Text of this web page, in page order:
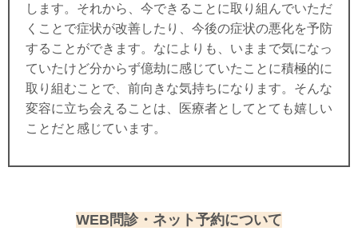
します。それから、今できることに取り組んでいただ
くことで症状が改善したり、今後の症状の悪化を予防
することができます。なによりも、いままで気になっ
ていたけど分からず億劫に感じていたことに積極的に
取り組むことで、前向きな気持ちになります。そんな
変容に立ち会えることは、医療者としてとても嬉しい
ことだと感じています。
WEB問診・ネット予約について